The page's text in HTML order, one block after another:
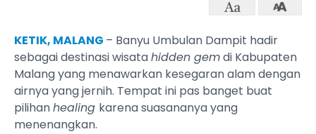
KETIK, MALANG – Banyu Umbulan Dampit hadir
sebagai destinasi wisatahidden gemdi Kabupaten
Malang yang menawarkan kesegaran alam dengan
airnya yang jernih. Tempat ini pas banget buat
pilihanhealing karena suasananya yang
menenangkan.